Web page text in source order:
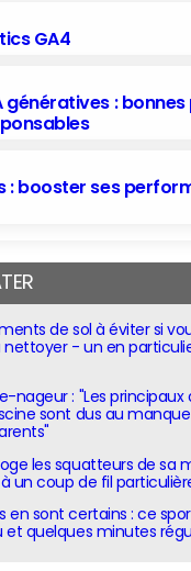
GA4
génératives :
: booster ses
de sol à éviter si
nettoyer - un en
nageur : "Les principaux
sont dus au
les squatteurs de sa
un coup de fil
en sont certains : ce
et quelques minutes